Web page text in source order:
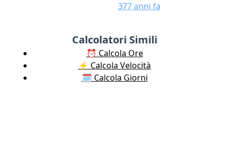
377 anni fa
Calcolatori Simili
⏰ Calcola Ore
⚡️ Calcola Velocità
🗓️ Calcola Giorni